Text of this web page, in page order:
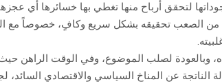
لتحقق أرباح منها تغطي بها خسائرها أي
من الصعب تحقيقه بشكل سريع وكافٍ، خصوصاً مع
وبالعودة لصلب الموضوع، وفي الوقت الراهن
الناتجة عن المناخ السياسي والاقتصادي